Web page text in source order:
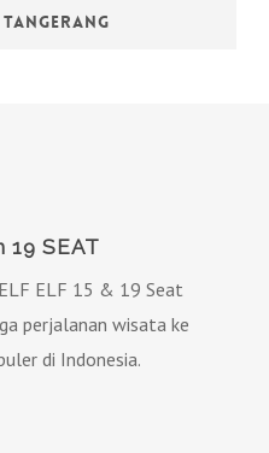
19 SEAT
ELF 15 & 19 Seat
perjalanan wisata ke
di Indonesia.